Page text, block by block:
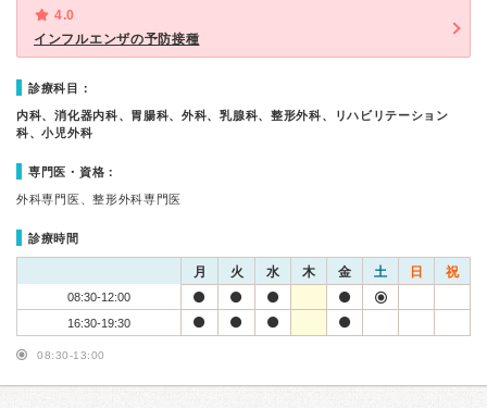
4.0
インフルエンザの予防接種
診療科目：
内科、消化器内科、胃腸科、外科、乳腺科、整形外科、リハビリテーション
科、小児外科
専門医・資格：
外科専門医、整形外科専門医
診療時間
月 火 水 木 金 土 日 祝
08:30-12:00
16:30-19:30
08:30-13:00